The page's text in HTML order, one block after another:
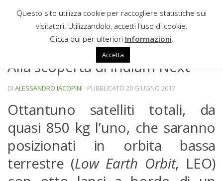
Sotto il contenuto
Alla scoperta di Iridium Next
DI ALESSANDRO IACOPINI · PUBBLICATO 20 GIUGNO 2017
Ottantuno satelliti totali, da
quasi 850 kg l’uno, che saranno
posizionati in orbita bassa
terrestre (Low Earth Orbit, LEO)
Questo sito utilizza cookie per raccogliere statistiche sui
visitatori. Utilizzandolo, accetti l'uso di cookie.
Clicca qui per ulteriori Informazioni
Accetta